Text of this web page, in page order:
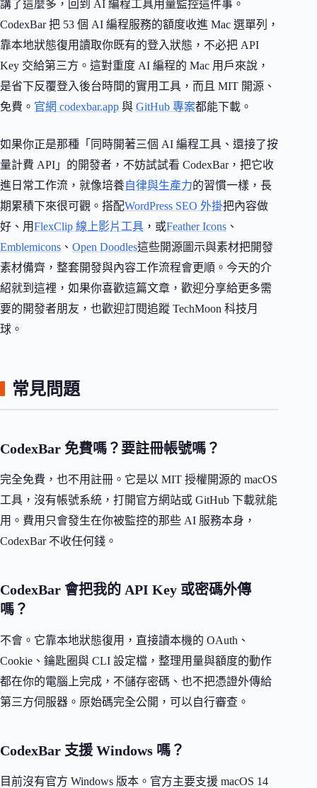
講了這麼多，回到 AI 編程工具用量監控這件事。
CodexBar 把 53 個 AI 編程服務的額度收進 Mac 選單列，
靠本地狀態復用讀取你既有的登入狀態，不必把 API
Key 交給第三方。這對重度 AI 編程的 Mac 用戶來說，
是省下反覆登入後台時間的實用工具，而且 MIT 開源、
免費。 官網 codexbar.app 與 GitHub 專案都能下載。
如果你正是那種「同時開著三個 AI 編程工具、還接了按
量計費 API」的開發者，不妨試試看 CodexBar，把它收
進日常工作流，就像培養自律與生產力的習慣一樣，長
期累積下來很可觀。搭配WordPress SEO 外掛把內容做
好、用FlexClip 線上影片工具 ，或Feather Icons 、
Emblemicons 、 Open Doodles這些開源圖示與素材把開發
素材備齊，整套開發與內容工作流程會更順。今天的介
紹就到這裡，如果你喜歡這篇文章，歡迎分享給更多需
要的開發者朋友，也歡迎訂閱追蹤 TechMoon 科技月
球。
常見問題
CodexBar 免費嗎？要註冊帳號嗎？
完全免費，也不用註冊。它是以 MIT 授權開源的 macOS
工具，沒有帳號系統，打開官方網站或 GitHub 下載就能
用。費用只會發生在你被監控的那些 AI 服務本身，
CodexBar 不收任何錢。
CodexBar 會把我的 API Key 或密碼外傳
嗎？
不會。它靠本地狀態復用，直接讀本機的 OAuth、
Cookie、鑰匙圈與 CLI 設定檔，整理用量與額度的動作
都在你的電腦上完成，不儲存密碼、也不把憑證外傳給
第三方伺服器。原始碼完全公開，可以自行審查。
CodexBar 支援 Windows 嗎？
目前沒有官方 Windows 版本。官方主要支援 macOS 14